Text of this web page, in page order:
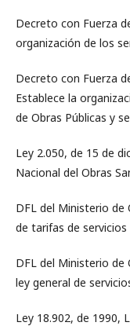
Decreto con Fuerza
organización de los
Decreto con Fuerza
Establece la
de Obras Públicas y
Ley 2.050, de 15 de
Nacional del Obras
DFL del Ministerio de
de tarifas de
DFL del Ministerio de
ley general de
Ley 18.902, de 1990,